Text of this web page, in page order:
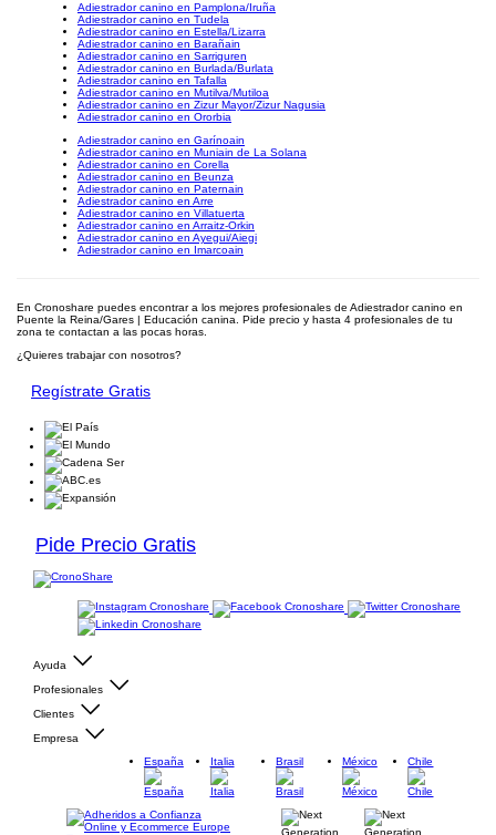
Adiestrador canino en Pamplona/Iruña
Adiestrador canino en Tudela
Adiestrador canino en Estella/Lizarra
Adiestrador canino en Barañain
Adiestrador canino en Sarriguren
Adiestrador canino en Burlada/Burlata
Adiestrador canino en Tafalla
Adiestrador canino en Mutilva/Mutiloa
Adiestrador canino en Zizur Mayor/Zizur Nagusia
Adiestrador canino en Ororbia
Adiestrador canino en Garínoain
Adiestrador canino en Muniain de La Solana
Adiestrador canino en Corella
Adiestrador canino en Beunza
Adiestrador canino en Paternain
Adiestrador canino en Arre
Adiestrador canino en Villatuerta
Adiestrador canino en Arraitz-Orkin
Adiestrador canino en Ayegui/Aiegi
Adiestrador canino en Imarcoain
En Cronoshare puedes encontrar a los mejores profesionales de Adiestrador canino en
Puente la Reina/Gares | Educación canina. Pide precio y hasta 4 profesionales de tu
zona te contactan a las pocas horas.
¿Quieres trabajar con nosotros?
Regístrate Gratis
Pide Precio Gratis
Ayuda
Profesionales
Clientes
Empresa
España
Italia Brasil México Chile